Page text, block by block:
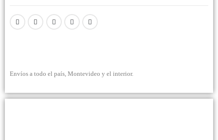
Envíos a todo el país, Montevideo y el interior.